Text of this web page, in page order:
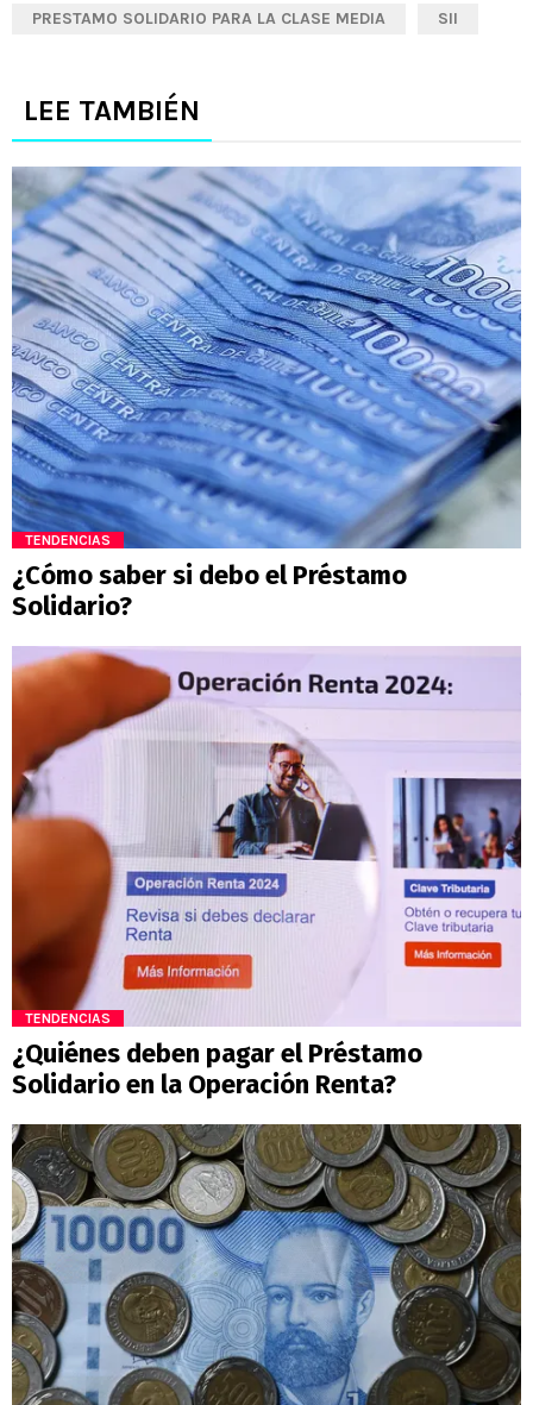
PRESTAMO SOLIDARIO PARA LA CLASE MEDIA SII
LEE TAMBIÉN
TENDENCIAS
¿Cómo saber si debo el Préstamo
Solidario?
TENDENCIAS
¿Quiénes deben pagar el Préstamo
Solidario en la Operación Renta?